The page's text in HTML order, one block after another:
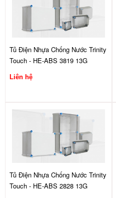
Tủ Điện Nhựa Chống Nước Trinity
Touch - HE-ABS 3819 13G
Liên hệ
Tủ Điện Nhựa Chống Nước Trinity
Touch - HE-ABS 2828 13G